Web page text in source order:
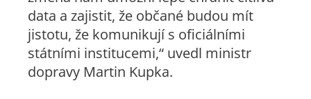
data a zajistit, že občané budou mít
jistotu, že komunikují s oficiálními
státními institucemi,“ uvedl ministr
dopravy Martin Kupka.